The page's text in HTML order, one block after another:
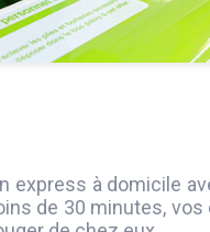
express à domicile
de 30 minutes, vos